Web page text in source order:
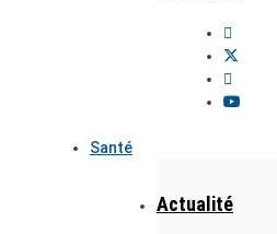
Santé
Actualité